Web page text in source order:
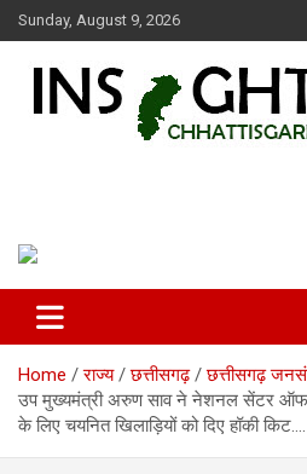
Skip
to
Sunday, August 9, 2026
Home राज्य छत्तीसगढ़
छत्तीसगढ़
उप मुख्यमंत्री अरुण साव ने नेशनल सेंटर
के लिए चयनित खिलाड़ियों को दिए हॉकी किट….